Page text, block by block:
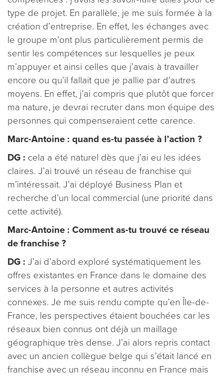
type de projet. En parallèle, je me suis formée à la
création d’entreprise. En effet, les échanges avec
le groupe m’ont plus particulièrement permis de
sentir les compétences sur lesquelles je peux
m’appuyer et ainsi celles que j’avais à travailler
encore ou qu’il fallait que je pallie par d’autres
moyens. En effet, j’ai compris que plutôt que forcer
ma nature, je devrai recruter dans mon équipe des
personnes qui compenseraient cette carence.
Marc-Antoine : quand es-tu passée à l’action ?
DG : cela a été naturel dès que j’ai eu les idées
claires. J’ai trouvé un réseau de franchise qui
m’intéressait. J’ai déployé Business Plan et
recherche d’un local commercial (une priorité dans
cette activité).
Marc-Antoine : Comment as-tu trouvé ce réseau
de franchise ?
DG : J’ai d’abord exploré systématiquement les
offres existantes en France dans le domaine des
services à la personne et autres activités
connexes. Je me suis rendu compte qu’en Île-de-
France, les perspectives étaient bouchées car les
réseaux bien connus ont déjà un maillage
géographique très dense. J’ai alors repris contact
avec un ancien collègue belge qui s’était lancé en
franchise avec un réseau inconnu en France mais